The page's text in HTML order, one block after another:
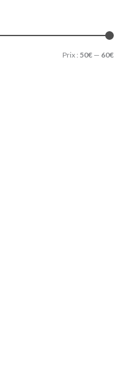
Prix : 50€ — 60€